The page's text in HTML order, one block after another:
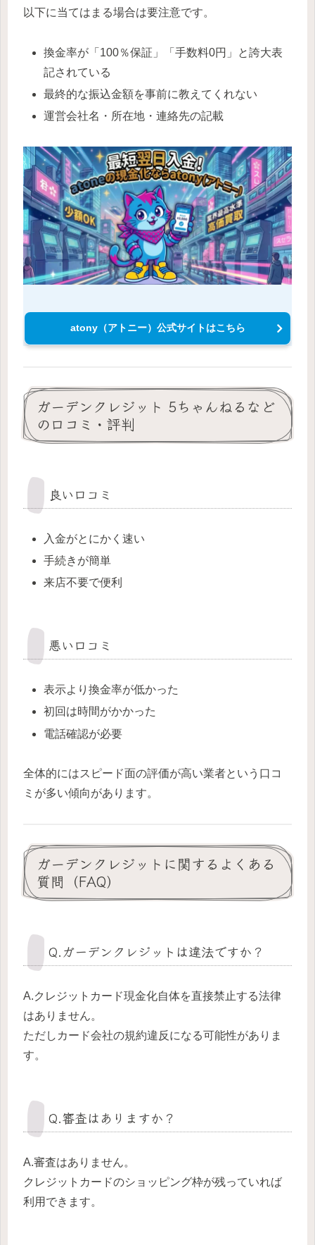
以下に当てはまる場合は要注意です。
換金率が「100％保証」「手数料0円」と誇大表
記されている
最終的な振込金額を事前に教えてくれない
運営会社名・所在地・連絡先の記載
atony（アトニー）公式サイトはこちら
ガーデンクレジット 5ちゃんねるなど
の口コミ・評判
良い口コミ
入金がとにかく速い
手続きが簡単
来店不要で便利
悪い口コミ
表示より換金率が低かった
初回は時間がかかった
電話確認が必要
全体的にはスピード面の評価が高い業者という口コ
ミが多い傾向があります。
ガーデンクレジットに関するよくある
質問（FAQ）
Q.ガーデンクレジットは違法ですか？
A.クレジットカード現金化自体を直接禁止する法律
はありません。
ただしカード会社の規約違反になる可能性がありま
す。
Q.審査はありますか？
A.審査はありません。
クレジットカードのショッピング枠が残っていれば
利用できます。